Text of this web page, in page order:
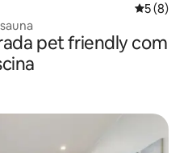
5 de
5 (8)
pet friendly com